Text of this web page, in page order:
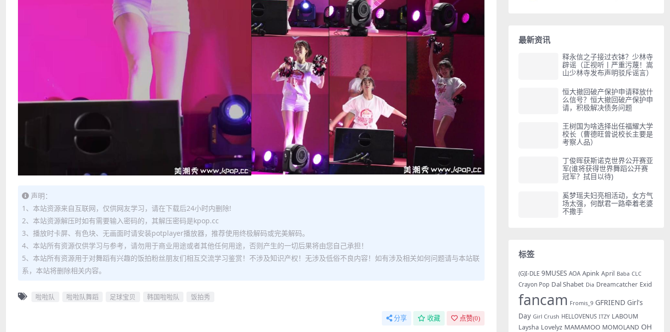
声明：
1、本站资源来自互联网，仅供网友学习，请在下载后24小时内删除!
2、本站资源解压时如有需要输入密码的，其解压密码是kpop.cc
3、播放时卡屏、有色块、无画面时请安装potplayer播放器，推荐使用终极解码或完美解码。
4、本站所有资源仅供学习与参考，请勿用于商业用途或者其他任何用途，否则产生的一切后果将由您自己承担！
5、本站所有资源用于对舞蹈有兴趣的饭拍粉丝朋友们相互交流学习鉴赏！不涉及知识产权！无涉及低俗不良内容！如有涉及相关如何问题请与本站联
系，本站将删除相关内容。
啦啦队 啦啦队舞蹈 足球宝贝 韩国啦啦队 饭拍秀
分享 收藏 点赞(0)
最新资讯
释永信之子接过衣钵？少林寺
辟谣（正视听丨严重污蔑！嵩
山少林寺发布声明驳斥谣言）
恒大撤回破产保护申请释放什
么信号？恒大撤回破产保护申
请，积极解决债务问题
王树国为啥选择出任福耀大学
校长（曹德旺曾说校长主要是
考察人品）
丁俊晖获斯诺克世界公开赛亚
军(谁将获得世界舞蹈公开赛
冠军？拭目以待)
奚梦瑶夫妇亮相活动，女方气
场太强，何猷君一路牵着老婆
不撒手
标签
(G)I-DLE 9MUSES AOA Apink April Baba CLC
Crayon Pop Dal Shabet Dia Dreamcatcher Exid
fancam Fromis_9 GFRIEND Girl's
Day Girl Crush HELLOVENUS ITZY LABOUM
Laysha Lovelyz MAMAMOO MOMOLAND OH